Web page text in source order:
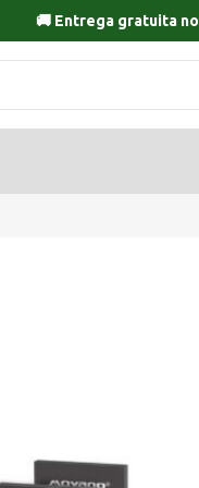
🚚 Entrega gratuita no